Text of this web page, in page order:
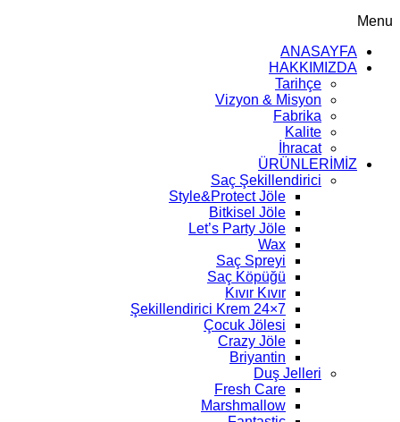
Menu
ANASAYFA
HAKKIMIZDA
Tarihçe
Vizyon & Misyon
Fabrika
Kalite
İhracat
ÜRÜNLERİMİZ
Saç Şekillendirici
Style&Protect Jöle
Bitkisel Jöle
Let’s Party Jöle
Wax
Saç Spreyi
Saç Köpüğü
Kıvır Kıvır
7×24 Şekillendirici Krem
Çocuk Jölesi
Crazy Jöle
Briyantin
Duş Jelleri
Fresh Care
Marshmallow